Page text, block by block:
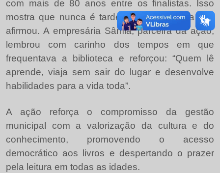
com mais de 80 anos entre os finalistas. Isso
mostra que nunca é tarde para começar a ler”,
afirmou. A empresária Sâmia, parceira da ação,
lembrou com carinho dos tempos em que
frequentava a biblioteca e reforçou: “Quem lê
aprende, viaja sem sair do lugar e desenvolve
habilidades para a vida toda”.
A ação reforça o compromisso da gestão
municipal com a valorização da cultura e do
conhecimento, promovendo o acesso
democrático aos livros e despertando o prazer
pela leitura em todas as idades.